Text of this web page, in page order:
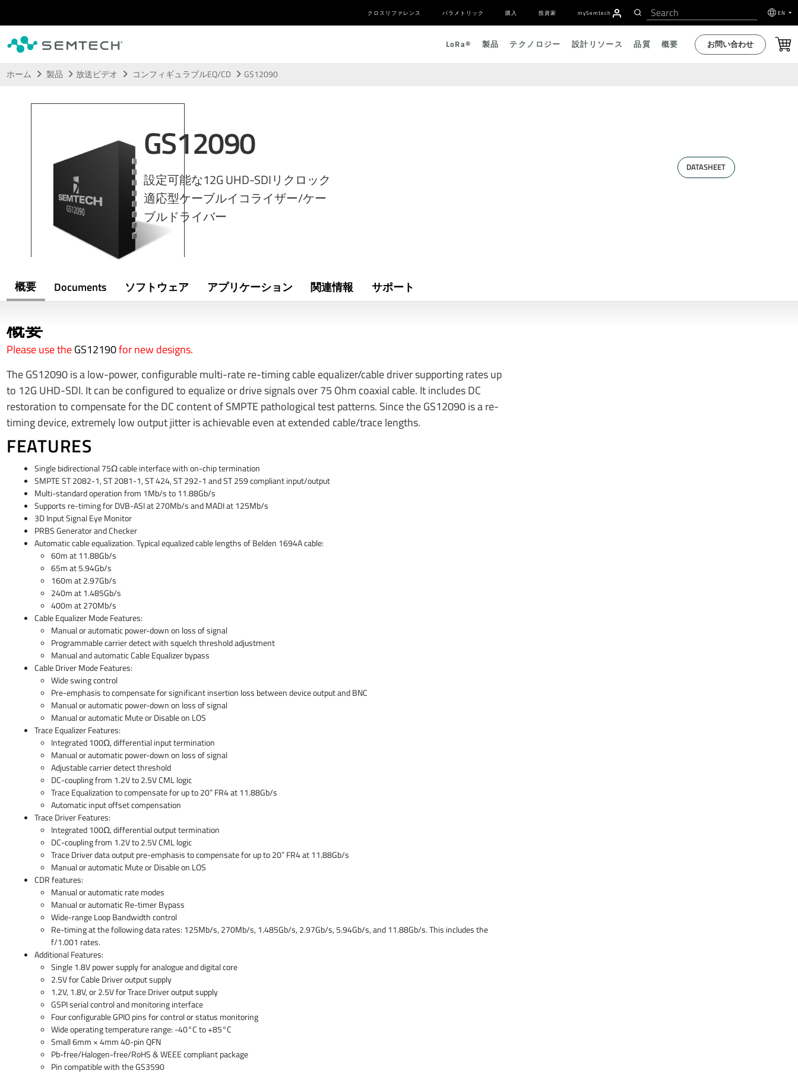
メインコンテンツにスキップ
クロスリファレンス パラメトリック 購入 投資家 mySemtech EN
LoRa® 製品 テクノロジー 設計リソース 品質 概要 お問い合わせ
ホーム 製品 放送ビデオ コンフィギュラブルEQ/CD GS12090
GS12090
設定可能な12G UHD-SDIリクロック
適応型ケーブルイコライザー/ケー
ブルドライバー
DATASHEET
概要 Documents ソフトウェア アプリケーション 関連情報 サポート
概要
Please use theGS12190for new designs.
The GS12090 is a low-power, configurable multi-rate re-timing cable equalizer/cable driver supporting rates up
to 12G UHD-SDI. It can be configured to equalize or drive signals over 75 Ohm coaxial cable. It includes DC
restoration to compensate for the DC content of SMPTE pathological test patterns. Since the GS12090 is a re-
timing device, extremely low output jitter is achievable even at extended cable/trace lengths.
FEATURES
Single bidirectional 75Ω cable interface with on-chip termination
SMPTE ST 2082-1, ST 2081-1, ST 424, ST 292-1 and ST 259 compliant input/output
Multi-standard operation from 1Mb/s to 11.88Gb/s
Supports re-timing for DVB-ASI at 270Mb/s and MADI at 125Mb/s
3D Input Signal Eye Monitor
PRBS Generator and Checker
Automatic cable equalization. Typical equalized cable lengths of Belden 1694A cable:
60m at 11.88Gb/s
65m at 5.94Gb/s
160m at 2.97Gb/s
240m at 1.485Gb/s
400m at 270Mb/s
Cable Equalizer Mode Features:
Manual or automatic power-down on loss of signal
Programmable carrier detect with squelch threshold adjustment
Manual and automatic Cable Equalizer bypass
Cable Driver Mode Features:
Wide swing control
Pre-emphasis to compensate for significant insertion loss between device output and BNC
Manual or automatic power-down on loss of signal
Manual or automatic Mute or Disable on LOS
Trace Equalizer Features:
Integrated 100Ω, differential input termination
Manual or automatic power-down on loss of signal
Adjustable carrier detect threshold
DC-coupling from 1.2V to 2.5V CML logic
Trace Equalization to compensate for up to 20” FR4 at 11.88Gb/s
Automatic input offset compensation
Trace Driver Features:
Integrated 100Ω, differential output termination
DC-coupling from 1.2V to 2.5V CML logic
Trace Driver data output pre-emphasis to compensate for up to 20” FR4 at 11.88Gb/s
Manual or automatic Mute or Disable on LOS
CDR features:
Manual or automatic rate modes
Manual or automatic Re-timer Bypass
Wide-range Loop Bandwidth control
Re-timing at the following data rates: 125Mb/s, 270Mb/s, 1.485Gb/s, 2.97Gb/s, 5.94Gb/s, and 11.88Gb/s. This includes the
f/1.001 rates.
Additional Features:
Single 1.8V power supply for analogue and digital core
2.5V for Cable Driver output supply
1.2V, 1.8V, or 2.5V for Trace Driver output supply
GSPI serial control and monitoring interface
Four configurable GPIO pins for control or status monitoring
Wide operating temperature range: -40°C to +85°C
Small 6mm × 4mm 40-pin QFN
Pb-free/Halogen-free/RoHS & WEEE compliant package
Pin compatible with the GS3590